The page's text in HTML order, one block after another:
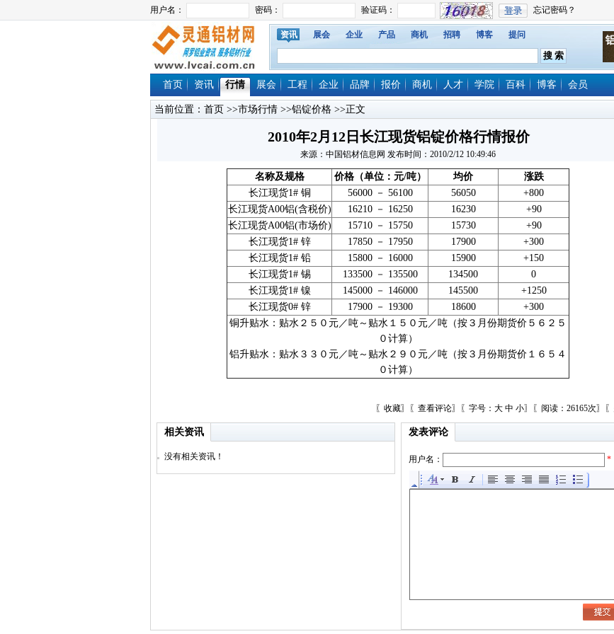
资讯 展会 企业 产品 商机 招聘 博客 提问
首页 资讯 行情 展会 工程 企业 品牌 报价 商机 人才 学院 百科 博客 会员
当前位置： 首页 >>市场行情 >>铝锭价格 >>正文
2010年2月12日长江现货铝锭价格行情报价
来源：中国铝材信息网 发布时间：2010/2/12 10:49:46
名称及规格 价格（单位：元/吨） 均价
涨跌
长江现货1# 铜
56000 － 56100 56050
+800
长江现货A00铝(含税价)
16210 － 16250 16230
+90
长江现货A00铝(市场价)
15710 － 15750 15730
+90
长江现货1# 锌
17850 － 17950 17900
+300
长江现货1# 铅
15800 － 16000 15900
+150
长江现货1# 锡
133500 － 135500 134500
0
长江现货1# 镍
145000 － 146000 145500
+1250
长江现货0# 锌
17900 － 19300 18600
+300
铜升贴水：贴水２５０元／吨～贴水１５０元／吨（按３月份期货价５６２５
０计算）
铝升贴水：贴水３３０元／吨～贴水２９０元／吨（按３月份期货价１６５４
０计算）
〖 收藏〗〖 查看评论〗〖字号： 大 中 小〗〖阅读：26165次〗〖
相关资讯
没有相关资讯！
发表评论
用户名： *